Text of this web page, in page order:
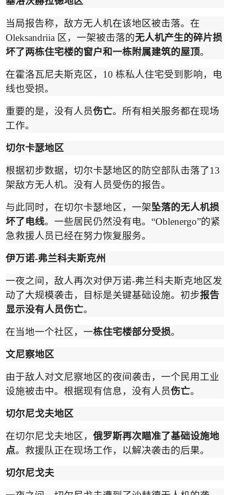
当局报告称，敌方无人机在该地区被击落。在
Oleksandriia 区，一架被击落的无人机产生的碎片损
坏了两栋住宅楼的窗户和一栋附属建筑的屋顶。
在霍洛瓦尼夫斯克区， 10 栋私人住宅受到影响，电
线也受损。
重要的是，没有人员伤亡。所有相关服务都在现场
工作。
切尔卡瑟地区
根据初步数据，切尔卡瑟地区的防空部队击落了13
架敌方无人机。没有人员受伤的报告。
与此同时，在切尔卡瑟地区，一架坠落的无人机损
坏了电线。一些居民仍然没有电。 “Oblenergo”的紧
急救援人员已经在努力恢复服务。
伊万诺-弗兰科夫斯克州
一夜之间，敌人再次对伊万诺-弗兰科夫斯克地区发
动了大规模袭击，目标是关键基础设施。初步报告
显示没有人员伤亡。
在当地一个社区，一栋住宅楼部分受损。
文尼察地区
由于敌人对文尼察地区的夜间袭击，一个民用工业
设施被击中。根据现有信息，没有人员伤亡。
切尔尼戈夫地区
在切尔尼戈夫地区， 俄罗斯再次瞄准了基础设施地
点。救援队正在现场工作，以解决袭击的后果。
切尔尼戈夫